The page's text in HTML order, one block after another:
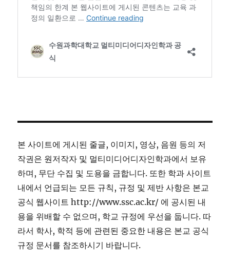
본 사이트에 게시된 줄글, 이미지, 영상, 음원 등의 저
작권은 원저작자 및 멀티미디어디자인학과에서 보유
하며, 무단 수집 및 도용을 금합니다. 또한 학과 사이트
내에서 언급되는 모든 규칙, 규정 및 제반 사항은 본교
공식 웹사이트 http://www.ssc.ac.kr/ 에 공시된 내
용을 위배할 수 없으며, 학교 규정에 우선을 둡니다. 따
라서 학사, 학적 등에 관련된 중요한 내용은 본교 공식
규정 문서를 참조하시기 바랍니다.